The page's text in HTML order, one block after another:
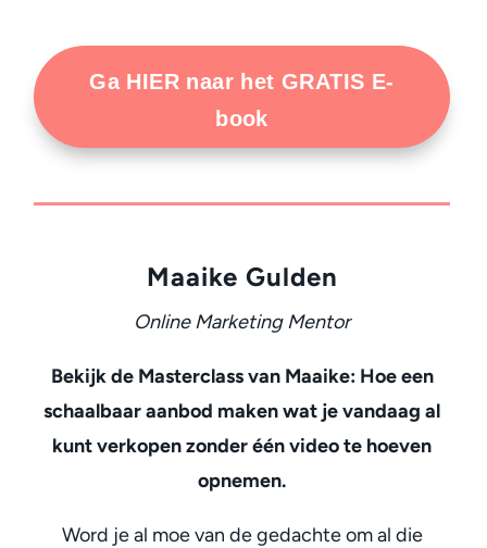
Ga HIER naar het GRATIS E-
book
Maaike Gulden
Online Marketing Mentor
Bekijk de Masterclass van Maaike: Hoe een
schaalbaar aanbod maken wat je vandaag al
kunt verkopen zonder één video te hoeven
opnemen.
Word je al moe van de gedachte om al die